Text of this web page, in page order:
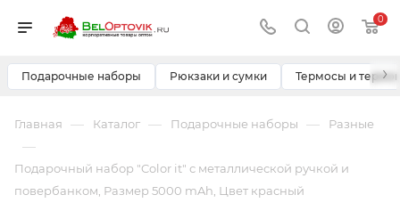
0
Подарочные наборы Рюкзаки и сумки Термосы и ›
Главная — Каталог — Подарочные наборы — Разные
—
Подарочный набор "Color it" с металлической ручкой и
повербанком, Размер 5000 mAh, Цвет красный